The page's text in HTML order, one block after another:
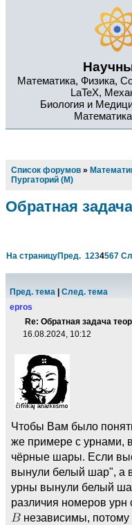
Математика, Физика,
LaTeX,
Биология и
Список форумов »
Пургаторий (М)
Обратная
На страницуПред. 1234567
Пред. тема
След. тема
epros
Re: Обратная задача
16.08.2024, 10:12
Чтобы Вам было
же примере с урнами,
чёрные шары. Если
вынули белый шар", а
урны вынули белый
различия номеров урн
независимы,